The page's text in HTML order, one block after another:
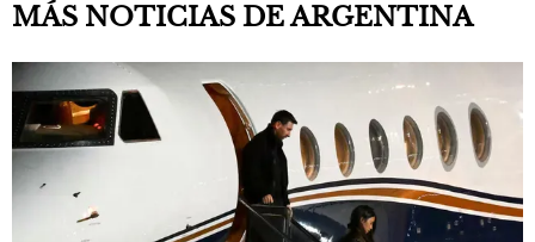
MÁS NOTICIAS DE ARGENTINA